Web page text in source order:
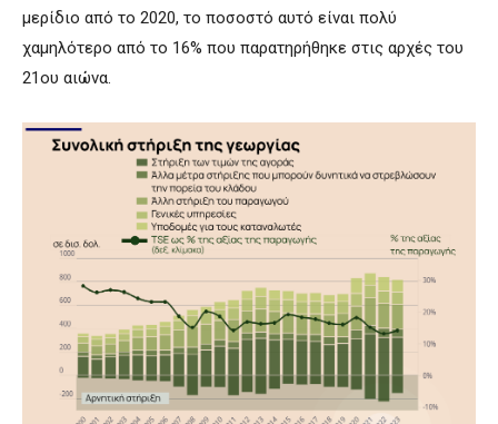
μερίδιο από το 2020, το ποσοστό αυτό είναι πολύ
χαμηλότερο από το 16% που παρατηρήθηκε στις αρχές του
21ου αιώνα.